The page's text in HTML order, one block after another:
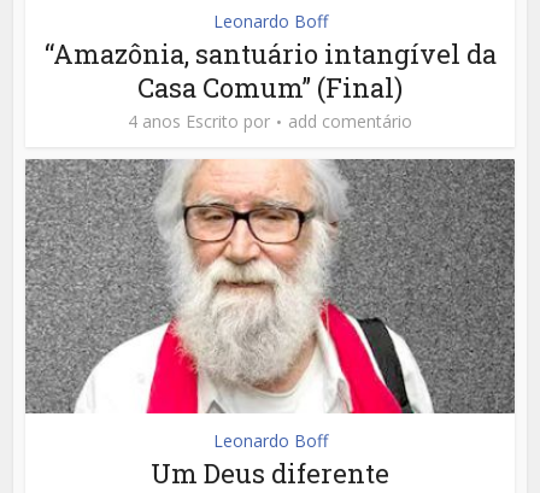
Leonardo Boff
“Amazônia, santuário intangível da
Casa Comum” (Final)
4 anos Escrito por add comentário
Leonardo Boff
Um Deus diferente